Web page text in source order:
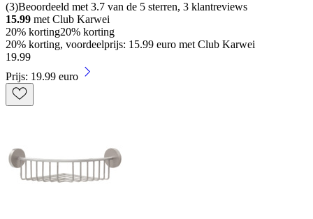
(3)Beoordeeld met 3.7 van de 5 sterren, 3 klantreviews
15.99 met Club Karwei
20% korting20% korting
20% korting, voordeelprijs: 15.99 euro met Club Karwei
19.99
Prijs: 19.99 euro